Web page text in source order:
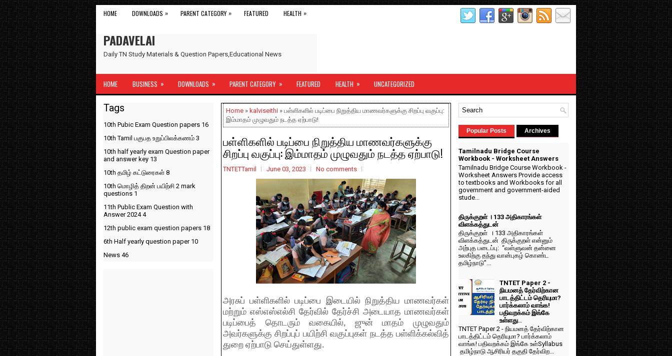
HOME DOWNLOADS » PARENT CATEGORY » FEATURED HEALTH »
PADAVELAI
Daily TN Study Materials & Question Papers,Educational News
HOME BUSINESS » DOWNLOADS » PARENT CATEGORY » FEATURED HEALTH » UNCATEGORIZED
Home » kalviseithi » பள்ளிகளில் படிப்பை நிறுத்திய மாணவர்களுக்கு சிறப்பு வகுப்பு:
இம்மாதம் முழுவதும் நடத்த ஏற்பாடு!
பள்ளிகளில் படிப்பை நிறுத்திய மாணவர்களுக்கு
சிறப்பு வகுப்பு: இம்மாதம் முழுவதும் நடத்த ஏற்பாடு!
TNTETTamil June 03, 2023 No comments
அரசுப் பள்ளிகளில் படிப்பை இடையில் நிறுத்திய மாணவர்கள்
மற்றும் எஸ்எஸ்எல்சி தேர்வில் தேர்ச்சி அடையாத மாணவர்கள்
படிப்பைத் தொடரும் வகையில், ஜுன் மாதம் முழுவதும்
அவர்களுக்கு சிறப்புப் பயிற்சி வகுப்புகள் நடத்த பள்ளிக்கல்வித்
துறை ஏற்பாடு செய்துள்ளது.
Tags
10th Pubic Exam Question papers 16
10th Tamil பகுபத உறுப்பிலக்கணம் 3
10th half yearly exam Question paper
and answer key 13
10th தமிழ் கட்டுரைகள் 8
10th மொழித் திறன் பயிற்சி 2 mark
questions 1
11th Public Exam Question with
Answer 20244
12th public exam question papers 18
6th Half yearly question paper 10
News 46
Popular Posts Archives
Tamilnadu Bridge Course
Workbook - Worksheet Answers
Tamilnadu Bridge Course Workbook -
Worksheet Answers Provide access
to textbooks and Workbooks for all
government and government-aided
stude...
திருக்குறள் । 133 அதிகாரங்கள்
விளக்கத்துடன்
திருக்குறள் । 133 அதிகாரங்கள்
விளக்கத்துடன் திருக்குறள் என்னும்
அற்புத படைப்பு: “வள்ளுவன் தன்னை
உலகிற்கு தந்து வான்புகழ் கொண்ட
தமிழ்நாடு”...
TNTET Paper 2 -
நியமனத் தேர்விற்கான
பாடத்திட்டம் தெரியுமா?
பார்க்கலாம் வாங்க!
பதிவறக்கம் இங்கே
உள்ளது..
TNTET Paper 2 - நியமனத் தேர்விற்கான
பாடத்திட்டம் தெரியுமா? பார்க்கலாம்
வாங்க! பதிவறக்கம் இங்கே உள்Syllabus
தமிழ்நாடு ஆசிரியர் தகுதி தேர்விற...